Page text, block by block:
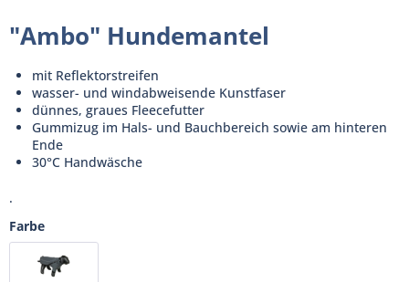
"Ambo" Hundemantel
mit Reflektorstreifen
wasser- und windabweisende Kunstfaser
dünnes, graues Fleecefutter
Gummizug im Hals- und Bauchbereich sowie am hinteren
Ende
30°C Handwäsche
.
Farbe